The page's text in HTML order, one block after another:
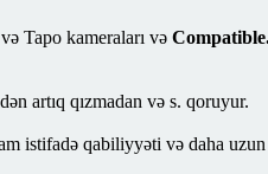
Tapo kameraları və
artıq qızmadan və s. qoruyur.
istifadə qabiliyyəti və daha